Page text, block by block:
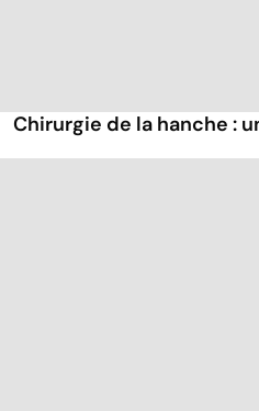
Chirurgie de la hanche :